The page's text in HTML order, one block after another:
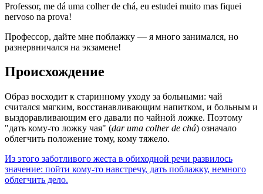
Professor, me dá uma colher de chá, eu estudei muito mas fiquei
nervoso na prova!
Профессор, дайте мне поблажку — я много занимался, но
разнервничался на экзамене!
Происхождение
Образ восходит к старинному уходу за больными: чай
считался мягким, восстанавливающим напитком, и больным и
выздоравливающим его давали по чайной ложке. Поэтому
"дать кому-то ложку чая" (dar uma colher de chá) означало
облегчить положение тому, кому тяжело.
Из этого заботливого жеста в обиходной речи развилось
значение: пойти кому-то навстречу, дать поблажку, немного
облегчить дело.